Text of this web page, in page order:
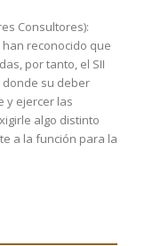
Consultores):
reconocido que
por tanto, el SII
donde su deber
y ejercer las
algo distinto
a la función para la